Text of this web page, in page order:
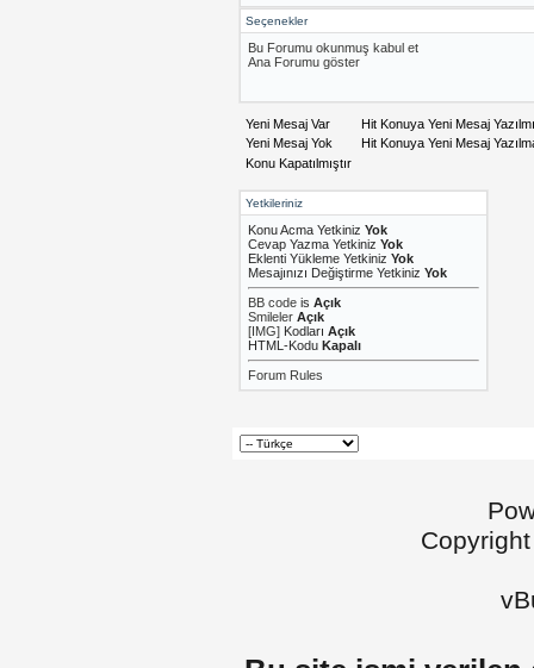
Seçenekler
Bu Forumu okunmuş kabul et
Ana Forumu göster
Yeni Mesaj Var
Hit Konuya Yeni Mesaj
Yeni Mesaj Yok
Hit Konuya Yeni Mesaj
Konu Kapatılmıştır
Yetkileriniz
Konu Acma Yetkiniz Yok
Cevap Yazma Yetkiniz Yok
Eklenti Yükleme Yetkiniz Yok
Mesajınızı Değiştirme Yetkiniz Yok
BB code is Açık
Smileler Açık
[IMG] Kodları Açık
HTML-Kodu Kapalı
Forum Rules